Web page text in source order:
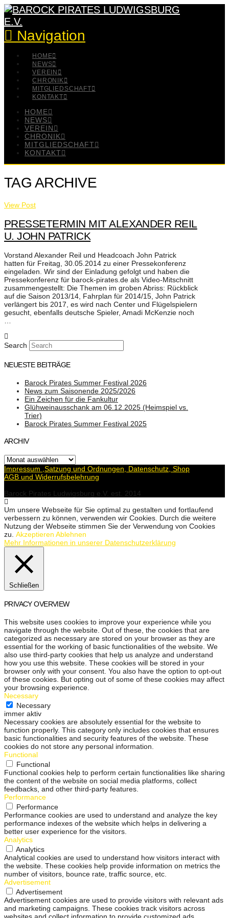
Navigation
HOME
NEWS
VEREIN
CHRONIK
MITGLIEDSCHAFT
KONTAKT
HOME
NEWS
VEREIN
CHRONIK
MITGLIEDSCHAFT
KONTAKT
TAG ARCHIVE
View Post
PRESSETERMIN MIT ALEXANDER REIL
U. JOHN PATRICK
Vorstand Alexander Reil und Headcoach John Patrick
hatten für Freitag, 30.05.2014 zu einer Pressekonferenz
eingeladen. Wir sind der Einladung gefolgt und haben die
Pressekonferenz für barock-pirates.de als Video-Mitschnitt
zusammengestellt: Die Themen im groben Abriss: Rückblick
auf die Saison 2013/14, Fahrplan für 2014/15, John Patrick
verlängert bis 2017, es wird nach Center und Flügelspielern
gesucht, ebenfalls deutsche Spieler, Amadi McKenzie noch
…
Search
NEUESTE BEITRÄGE
Barock Pirates Summer Festival 2026
News zum Saisonende 2025/2026
Ein Zeichen für die Fankultur
Glühweinausschank am 06.12.2025 (Heimspiel vs.
Trier)
Barock Pirates Summer Festival 2025
ARCHIV
Archiv
Impressum ,Satzung und Ordnungen, Datenschutz, Shop
AGB und Widerrufsbelehrung
Barock Pirates Ludwigsburg e.V. est. 2014
Um unsere Webseite für Sie optimal zu gestalten und fortlaufend
verbessern zu können, verwenden wir Cookies. Durch die weitere
Nutzung der Webseite stimmen Sie der Verwendung von Cookies
zu. Akzeptieren Ablehnen
Mehr Informationen in unserer Datenschutzerklärung
Schließen
PRIVACY OVERVIEW
This website uses cookies to improve your experience while you
navigate through the website. Out of these, the cookies that are
categorized as necessary are stored on your browser as they are
essential for the working of basic functionalities of the website. We
also use third-party cookies that help us analyze and understand
how you use this website. These cookies will be stored in your
browser only with your consent. You also have the option to opt-out
of these cookies. But opting out of some of these cookies may affect
your browsing experience.
Necessary
Necessary
immer aktiv
Necessary cookies are absolutely essential for the website to
function properly. This category only includes cookies that ensures
basic functionalities and security features of the website. These
cookies do not store any personal information.
Functional
Functional
Functional cookies help to perform certain functionalities like sharing
the content of the website on social media platforms, collect
feedbacks, and other third-party features.
Performance
Performance
Performance cookies are used to understand and analyze the key
performance indexes of the website which helps in delivering a
better user experience for the visitors.
Analytics
Analytics
Analytical cookies are used to understand how visitors interact with
the website. These cookies help provide information on metrics the
number of visitors, bounce rate, traffic source, etc.
Advertisement
Advertisement
Advertisement cookies are used to provide visitors with relevant ads
and marketing campaigns. These cookies track visitors across